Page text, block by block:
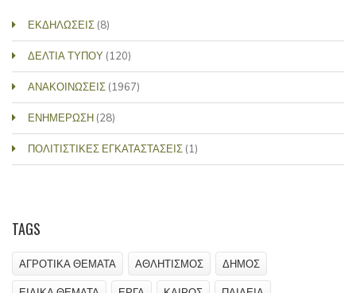
ΕΚΔΗΛΩΣΕΙΣ (8)
ΔΕΛΤΙΑ ΤΥΠΟΥ (120)
ΑΝΑΚΟΙΝΩΣΕΙΣ (1967)
ΕΝΗΜΕΡΩΣΗ (28)
ΠΟΛΙΤΙΣΤΙΚΕΣ ΕΓΚΑΤΑΣΤΑΣΕΙΣ (1)
TAGS
ΑΓΡΟΤΙΚΑ ΘΕΜΑΤΑ ΑΘΛΗΤΙΣΜΟΣ ΔΗΜΟΣ